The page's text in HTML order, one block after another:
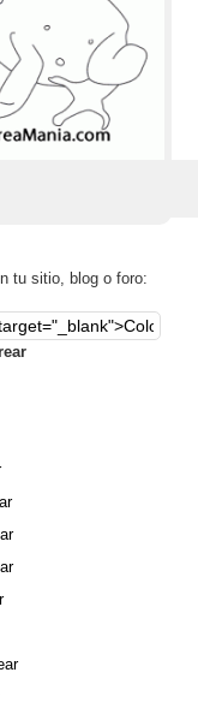
tu sitio, blog o foro: